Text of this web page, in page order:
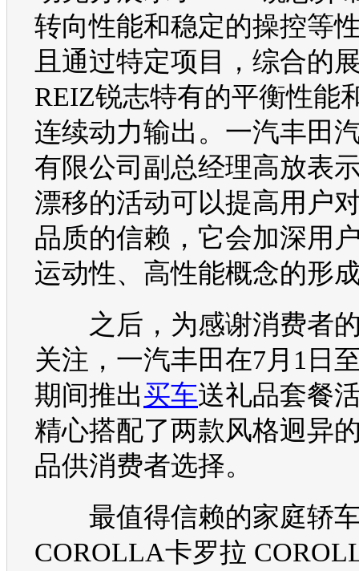
转向性能和稳定的操控等
且通过特定项目，综合的
REIZ锐志特有的平衡性能
连续动力输出。 一汽丰田
有限公司副总经理高放表
漂移的活动可以提高用户
品质的信赖，它会加深用
运动性、高性能概念的形
之后，为感谢消费者
关注， 一汽丰田在7月1日
期间推出买车送礼品套餐
精心搭配了两款风格迥异
品供消费者选择。
最值得信赖的家庭轿
COROLLA卡罗拉